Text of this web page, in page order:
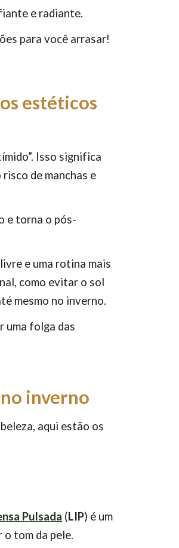
e radiante.
para você arrasar!
estéticos
Isso significa
de manchas e
e torna o pós-
e uma rotina mais
como evitar o sol
mesmo no inverno.
uma folga das
inverno
aqui estão os
Pulsada (LIP) é um
tom da pele.